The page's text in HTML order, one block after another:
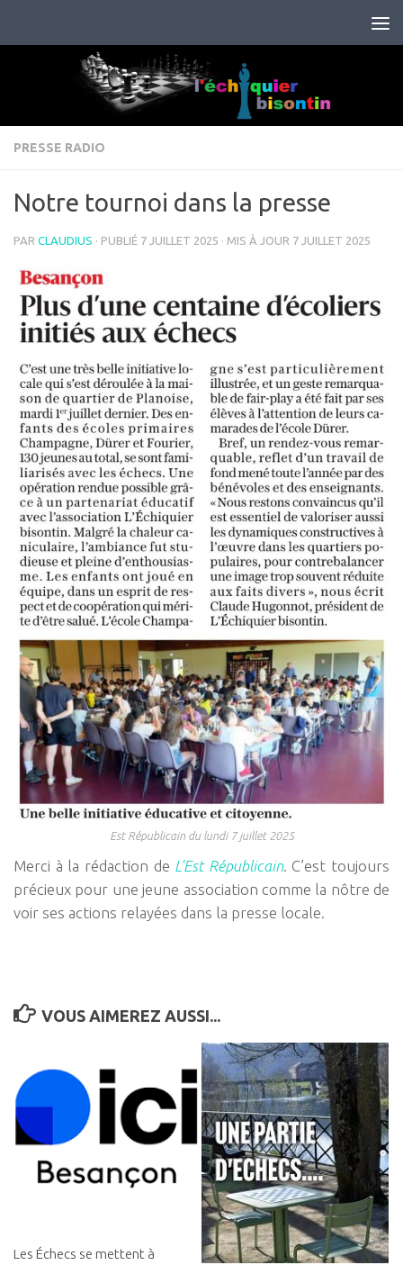
PRESSE RADIO
Notre tournoi dans la presse
PAR CLAUDIUS · PUBLIÉ 7 JUILLET 2025 · MIS À JOUR 7 JUILLET 2025
Est Républicain du lundi 7 juillet 2025
Merci à la rédaction de L’Est Républicain. C’est toujours
précieux pour une jeune association comme la nôtre de
voir ses actions relayées dans la presse locale.
VOUS AIMEREZ AUSSI...
Les Échecs se mettent à